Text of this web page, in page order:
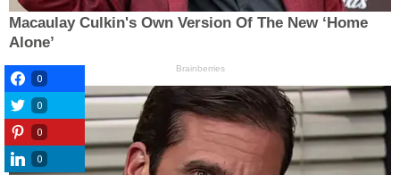
0
0
0
0